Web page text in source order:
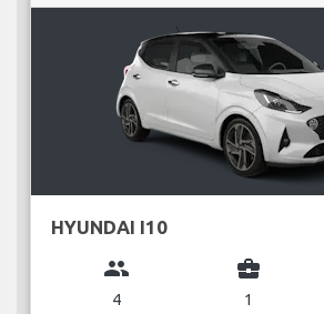
HYUNDAI I10
group
4
business_center
1